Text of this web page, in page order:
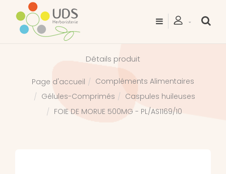
Détails produit
Page d'accueil
Compléments Alimentaires
Gélules-Comprimés
Caspules huileuses
FOIE DE MORUE 500MG - PL/AS1169/10